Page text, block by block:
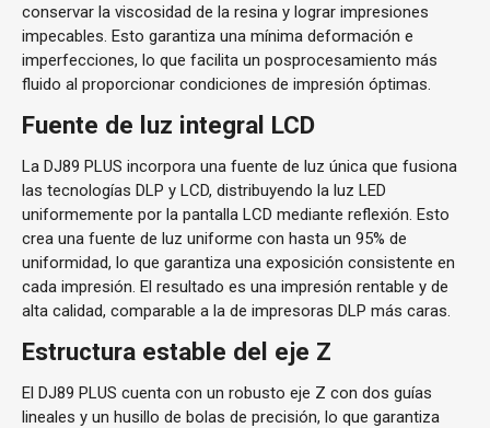
conservar la viscosidad de la resina y lograr impresiones
impecables. Esto garantiza una mínima deformación e
imperfecciones, lo que facilita un posprocesamiento más
fluido al proporcionar condiciones de impresión óptimas.
Fuente de luz integral LCD
La DJ89 PLUS incorpora una fuente de luz única que fusiona
las tecnologías DLP y LCD, distribuyendo la luz LED
uniformemente por la pantalla LCD mediante reflexión. Esto
crea una fuente de luz uniforme con hasta un 95% de
uniformidad, lo que garantiza una exposición consistente en
cada impresión. El resultado es una impresión rentable y de
alta calidad, comparable a la de impresoras DLP más caras.
Estructura estable del eje Z
El DJ89 PLUS cuenta con un robusto eje Z con dos guías
lineales y un husillo de bolas de precisión, lo que garantiza